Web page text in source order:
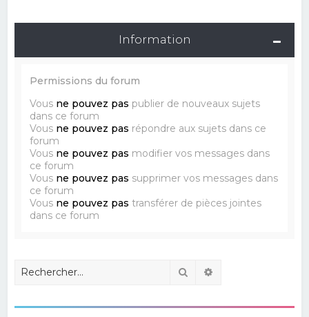
Information
Permissions du forum
Vous ne pouvez pas publier de nouveaux sujets
dans ce forum
Vous ne pouvez pas répondre aux sujets dans ce
forum
Vous ne pouvez pas modifier vos messages dans
ce forum
Vous ne pouvez pas supprimer vos messages dans
ce forum
Vous ne pouvez pas transférer de pièces jointes
dans ce forum
Rechercher